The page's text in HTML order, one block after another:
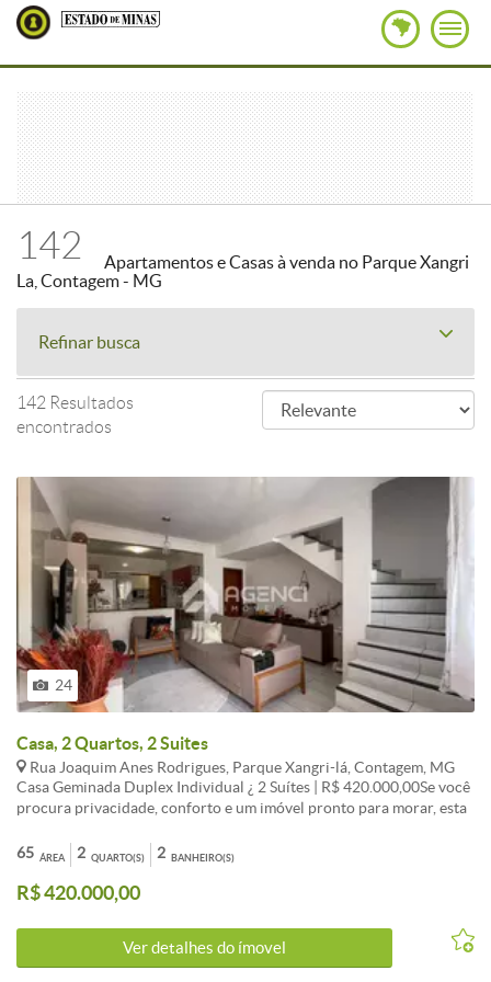
142
Apartamentos e Casas à venda no Parque Xangri
La, Contagem - MG
Refinar busca
142 Resultados
encontrados
24
Casa, 2 Quartos, 2 Suites
Rua Joaquim Anes Rodrigues, Parque Xangri-lá, Contagem, MG
Casa Geminada Duplex Individual ¿ 2 Suítes | R$ 420.000,00Se você
procura privacidade, conforto e um imóvel pronto para morar, esta
oportunidade ideal!No 1º pavimento, o imóvel dispõe de 1 vaga de
garagem livre e coberta, sala aconchegante, lavabo, cozinha
funcional, lavanderia e uma ótima área externa coberta nos fundos,
suítes amplas, ambas com armários planejados e ar-condicionado,
proporcionando mais conforto e praticidade. Uma das suítes ainda
ÁREA
65 QUARTO(S)
2 BANHEIRO(S)
2
R$ 420.000,00
Ver detalhes do ímovel